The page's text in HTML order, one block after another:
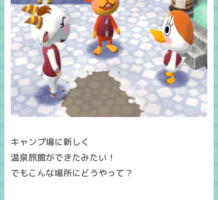
キャンプ場に新しく
温泉旅館ができたみたい！
でもこんな場所にどうやって？